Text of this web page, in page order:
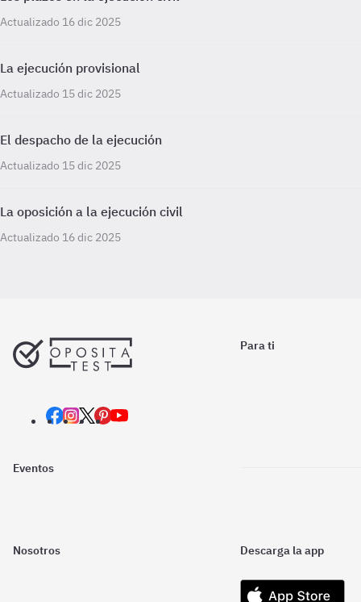
Actualizado 16 dic 2025
La ejecución provisional
Actualizado 15 dic 2025
El despacho de la ejecución
Actualizado 15 dic 2025
La oposición a la ejecución civil
Actualizado 16 dic 2025
Para ti
Eventos
Nosotros Descarga la app